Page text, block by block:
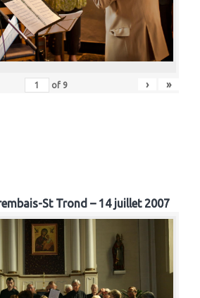
of 9 › »
St Trond – 14 juillet 2007